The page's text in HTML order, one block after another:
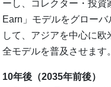
ーし、コレクター・投
Earn」モデルをグロー
して、アジアを中心に
全モデルを普及させます。
10年後（2035年前後）